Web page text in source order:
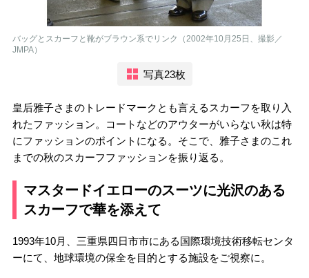
バッグとスカーフと靴がブラウン系でリンク（2002年10月25日、撮影／
JMPA）
写真23枚
皇后雅子さまのトレードマークとも言えるスカーフを取り入
れたファッション。コートなどのアウターがいらない秋は特
にファッションのポイントになる。そこで、雅子さまのこれ
までの秋のスカーフファッションを振り返る。
マスタードイエローのスーツに光沢のある
スカーフで華を添えて
1993年10月、三重県四日市市にある国際環境技術移転センタ
ーにて、地球環境の保全を目的とする施設をご視察に。